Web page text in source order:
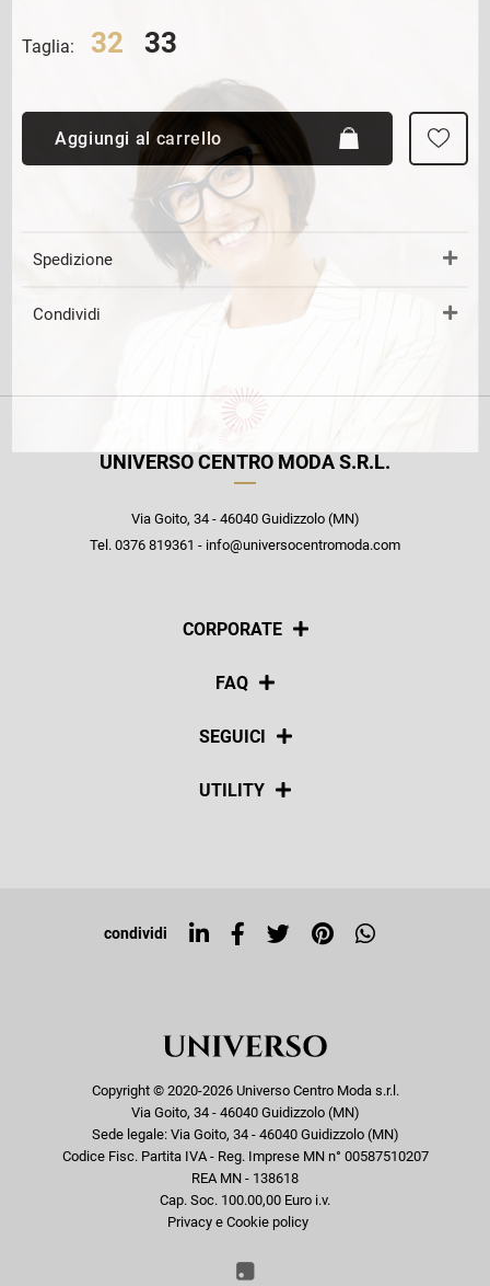
Taglia: 32 33
Aggiungi al carrello
Spedizione
Condividi
UNIVERSO CENTRO MODA S.R.L.
Via Goito, 34 - 46040 Guidizzolo (MN)
Tel. 0376 819361 - info@universocentromoda.com
CORPORATE
Chi siamo
FAQ
Pagamenti
SEGUICI
Social
UTILITY
Top ricerche
condividi
Copyright © 2020-2026 Universo Centro Moda s.r.l.
Via Goito, 34 - 46040 Guidizzolo (MN)
Sede legale: Via Goito, 34 - 46040 Guidizzolo (MN)
Codice Fisc. Partita IVA - Reg. Imprese MN n° 00587510207
REA MN - 138618
Cap. Soc. 100.00,00 Euro i.v.
Privacy e Cookie policy